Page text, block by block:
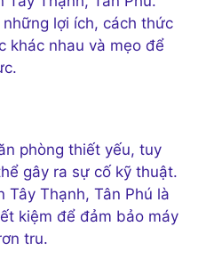
lợi ích, cách thức
khác nhau và mẹo để
phòng thiết yếu, tuy
gây ra sự cố kỹ thuật.
Tây Thạnh, Tân Phú là
kiệm để đảm bảo máy
tru.